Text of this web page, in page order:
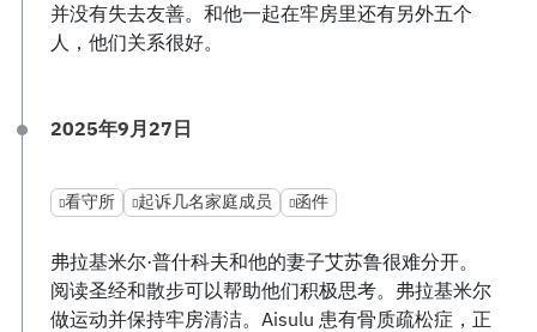
并没有失去友善。和他一起在牢房里还有另外五个
人，他们关系很好。
2025年9月27日
看守所 起诉几名家庭成员 函件
弗拉基米尔·普什科夫和他的妻子艾苏鲁很难分开。
阅读圣经和散步可以帮助他们积极思考。弗拉基米尔
做运动并保持牢房清洁。Aisulu 患有骨质疏松症，正